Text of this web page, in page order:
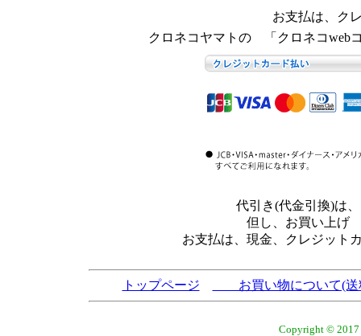
お支払は、ク
クロネコヤマトの 「クロネコweb
代引き(代金引換)は
但し、お買い上げ
お支払は、現金、クレジット
トップページ お買い物について(
Copyright © 2017